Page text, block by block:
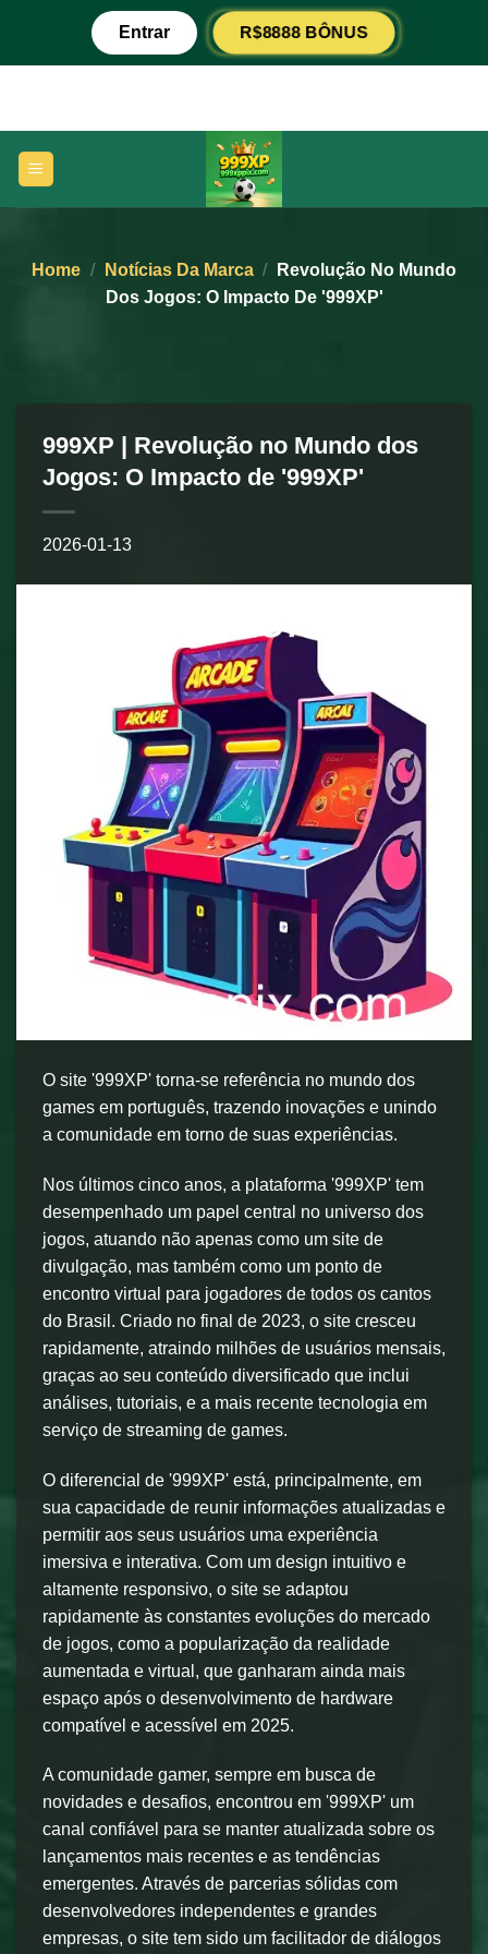
content
Entrar R$8888 BÔNUS
Home / Notícias Da Marca /
Revolução No Mundo
Dos Jogos: O Impacto De '999XP'
999XP | Revolução no Mundo dos
Jogos: O Impacto de '999XP'
2026-01-13
O site '999XP' torna-se referência no mundo dos
games em português, trazendo inovações e unindo
a comunidade em torno de suas experiências.
Nos últimos cinco anos, a plataforma '999XP' tem
desempenhado um papel central no universo dos
jogos, atuando não apenas como um site de
divulgação, mas também como um ponto de
encontro virtual para jogadores de todos os cantos
do Brasil. Criado no final de 2023, o site cresceu
rapidamente, atraindo milhões de usuários mensais,
graças ao seu conteúdo diversificado que inclui
análises, tutoriais, e a mais recente tecnologia em
serviço de streaming de games.
O diferencial de '999XP' está, principalmente, em
sua capacidade de reunir informações atualizadas e
permitir aos seus usuários uma experiência
imersiva e interativa. Com um design intuitivo e
altamente responsivo, o site se adaptou
rapidamente às constantes evoluções do mercado
de jogos, como a popularização da realidade
aumentada e virtual, que ganharam ainda mais
espaço após o desenvolvimento de hardware
compatível e acessível em 2025.
A comunidade gamer, sempre em busca de
novidades e desafios, encontrou em '999XP' um
canal confiável para se manter atualizada sobre os
lançamentos mais recentes e as tendências
emergentes. Através de parcerias sólidas com
desenvolvedores independentes e grandes
empresas, o site tem sido um facilitador de diálogos